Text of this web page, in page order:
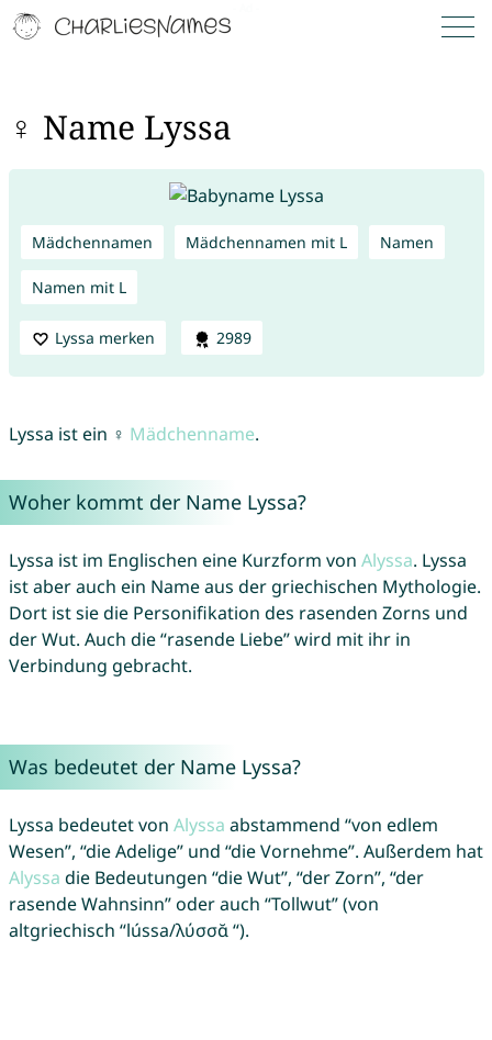
♀ Name Lyssa
Mädchennamen Mädchennamen mit L Namen
Namen mit L
Lyssa merken 2989
Lyssa ist ein ♀ Mädchenname.
Woher kommt der Name Lyssa?
Lyssa ist im Englischen eine Kurzform von Alyssa. Lyssa
ist aber auch ein Name aus der griechischen Mythologie.
Dort ist sie die Personifikation des rasenden Zorns und
der Wut. Auch die “rasende Liebe” wird mit ihr in
Verbindung gebracht.
Was bedeutet der Name Lyssa?
Lyssa bedeutet von Alyssa abstammend “von edlem
Wesen”, “die Adelige” und “die Vornehme”. Außerdem hat
Alyssa die Bedeutungen “die Wut”, “der Zorn”, “der
rasende Wahnsinn” oder auch “Tollwut” (von
altgriechisch “lússa/λύσσᾰ “).